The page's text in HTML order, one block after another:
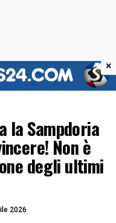
la Sampdoria
Non è
degli ultimi
2026
×